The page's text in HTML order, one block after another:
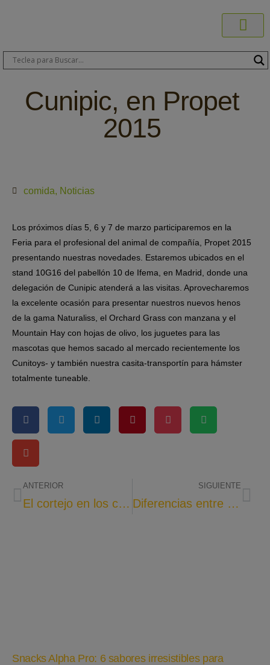
Cunipic, en Propet
2015
comida, Noticias
Los próximos días 5, 6 y 7 de marzo participaremos en la
Feria para el profesional del animal de compañía, Propet 2015
presentando nuestras novedades. Estaremos ubicados en el
stand 10G16 del pabellón 10 de Ifema, en Madrid, donde una
delegación de Cunipic atenderá a las visitas. Aprovecharemos
la excelente ocasión para presentar nuestros nuevos henos
de la gama Naturaliss, el Orchard Grass con manzana y el
Mountain Hay con hojas de olivo, los juguetes para las
mascotas que hemos sacado al mercado recientemente los
Cunitoys- y también nuestra casita-transportín para hámster
totalmente tuneable.
ANTERIOR
El cortejo en los conejos
SIGUIENTE
Diferencias entre camas y lechos
Snacks Alpha Pro: 6 sabores irresistibles para